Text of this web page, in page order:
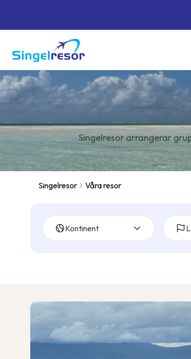
Singelresor arrangerar
Singelresor Våra resor
Kontinent